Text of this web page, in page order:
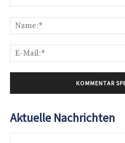
Aktuelle Nachrichten